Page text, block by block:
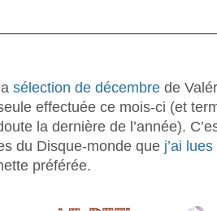
sélection de décembre de
effectuée ce mois-ci (et
la dernière de l’année).
du Disque-monde que j’ai
préférée.